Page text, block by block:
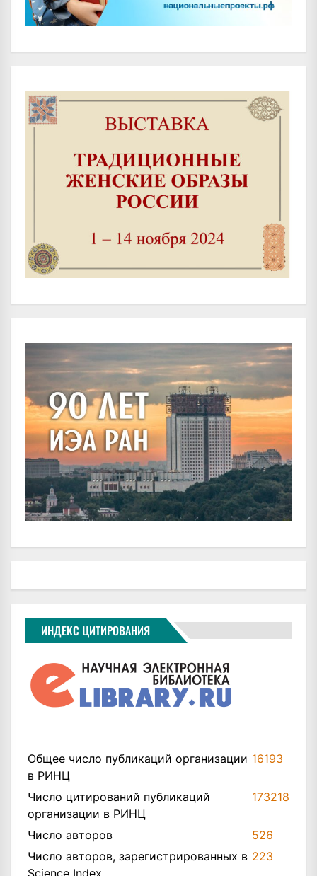
ИНДЕКС ЦИТИРОВАНИЯ
Общее число публикаций организации
в РИНЦ
16193
Число цитирований публикаций
организации в РИНЦ
173218
Число авторов
526
Число авторов, зарегистрированных в
Science Index
223